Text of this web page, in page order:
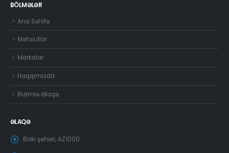
BÖLMƏLƏR
Ana Səhifə
Məhsullar
Markalar
Haqqımızda
Bizimlə Əlaqə
ƏLAQƏ
Bakı şəhəri, AZ1000